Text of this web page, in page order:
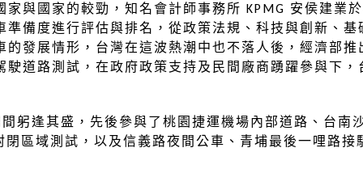
家與國家的較勁，知名會計師事務所 KPMG 安侯建業
準備度進行評估與排名，從政策法規、科技與創新、基
的發展情形，台灣在這波熱潮中也不落人後，經濟部推
駛道路測試，在政府政策支持及民間廠商踴躍參與下，
躬逢其盛，先後參與了桃園捷運機場內部道路、台南
閉區域測試，以及信義路夜間公車、青埔最後一哩路接